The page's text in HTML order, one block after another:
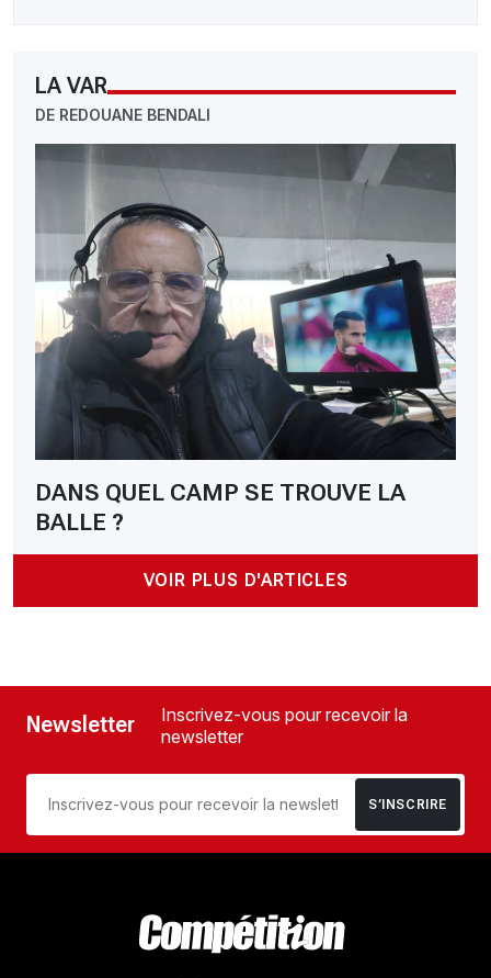
LA VAR
DE REDOUANE BENDALI
DANS QUEL CAMP SE TROUVE LA
BALLE ?
VOIR PLUS D'ARTICLES
Newsletter
Inscrivez-vous pour recevoir la
newsletter
S’INSCRIRE